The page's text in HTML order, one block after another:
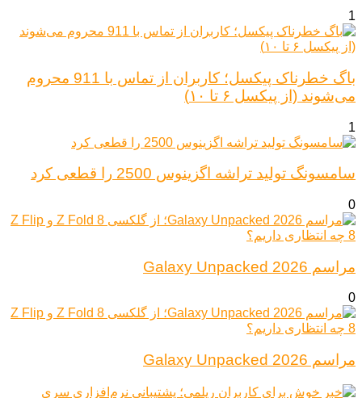
1
باگ خطرناک پیکسل؛ کاربران از تماس با 911 محروم
می‌شوند (از پیکسل ۶ تا ۱۰)
1
سامسونگ تولید تراشه اگزینوس 2500 را قطعی کرد
0
مراسم Galaxy Unpacked 2026
0
مراسم Galaxy Unpacked 2026